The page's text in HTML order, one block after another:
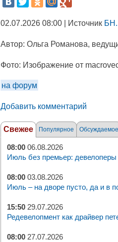
02.07.2026 08:00 | Источник
Автор: Ольга Романова,
Фото: Изображение от
на форум
Добавить комментарий
Свежее Популярное Обсуждаемое
08:00 06.08.2026
Июль без премьер: девелоперы
08:00 03.08.2026
Июль – на дворе пусто, да и в
15:50 29.07.2026
Редевелопмент как драйвер
08:00 27.07.2026